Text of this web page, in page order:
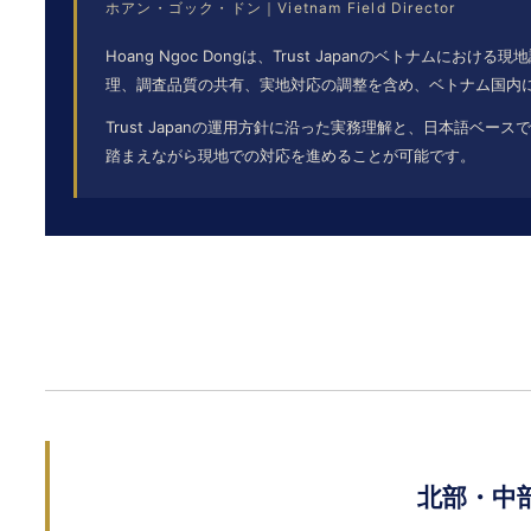
ホアン・ゴック・ドン｜Vietnam Field Director
Hoang Ngoc Dongは、Trust Japanのベトナムにおける現
理、調査品質の共有、実地対応の調整を含め、ベトナム国
Trust Japanの運用方針に沿った実務理解と、日本語ベース
踏まえながら現地での対応を進めることが可能です。
北部・中